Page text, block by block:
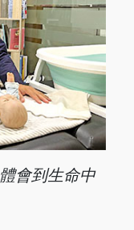
會到生命中